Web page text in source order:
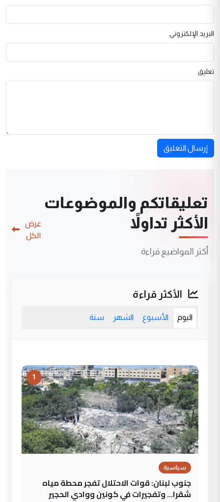
البريد الإلكتروني
تعليق
إرسال التعليق
تعليقاتكم والموضوعات
الأكثر تداولاً
أكثر المواضيع قراءة
عرض
الكل
الأكثر قراءة
اليوم الأسبوع الشهر سنة
1
سياسية
جنوب لبنان: قوات الاحتلال تفجر محطة مياه
شقرا… وتفجيرات في كونين ووادي الحجير